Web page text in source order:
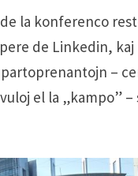
la konferenco
de Linkedin,
–
el la „kampo” –